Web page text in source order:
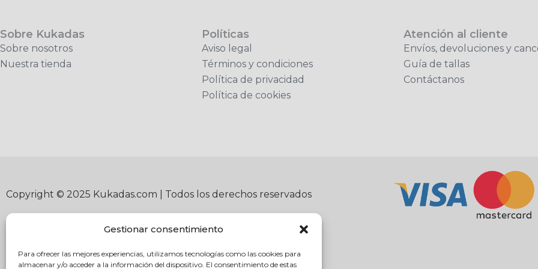
Gestionar consentimiento
Para ofrecer las mejores experiencias, utilizamos tecnologías como las cookies para
almacenar y/o acceder a la información del dispositivo. El consentimiento de estas
Sobre Kukadas
Sobre nosotros
Nuestra tienda
Políticas
Aviso legal
Términos y condiciones
Política de privacidad
Política de cookies
Atención al cliente
Envíos, devoluciones y
Guía de tallas
Contáctanos
Copyright © 2025 Kukadas.com | Todos los derechos reservados